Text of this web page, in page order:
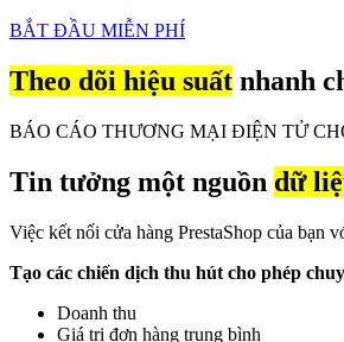
BẮT ĐẦU MIỄN PHÍ
Theo dõi hiệu suất nhanh
BÁO CÁO THƯƠNG MẠI ĐIỆN TỬ
Tin tưởng một nguồn dữ
Việc kết nối cửa hàng PrestaShop của bạn
Tạo các chiến dịch thu hút cho phép
Doanh thu
Giá trị đơn hàng trung bình